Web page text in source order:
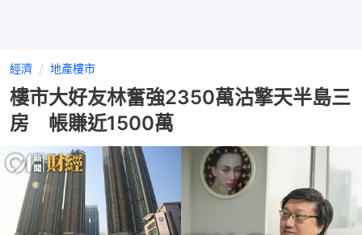
經濟 地產樓市
樓市大好友林奮強2350萬沽擎天半島三
房 帳賺近1500萬